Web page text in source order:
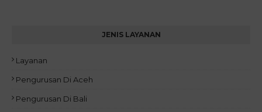
JENIS LAYANAN
Layanan
Pengurusan Di Aceh
Pengurusan Di Bali